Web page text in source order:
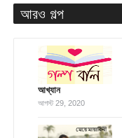
আরও গল্প
আখ্যান
আগস্ট 29, 2020